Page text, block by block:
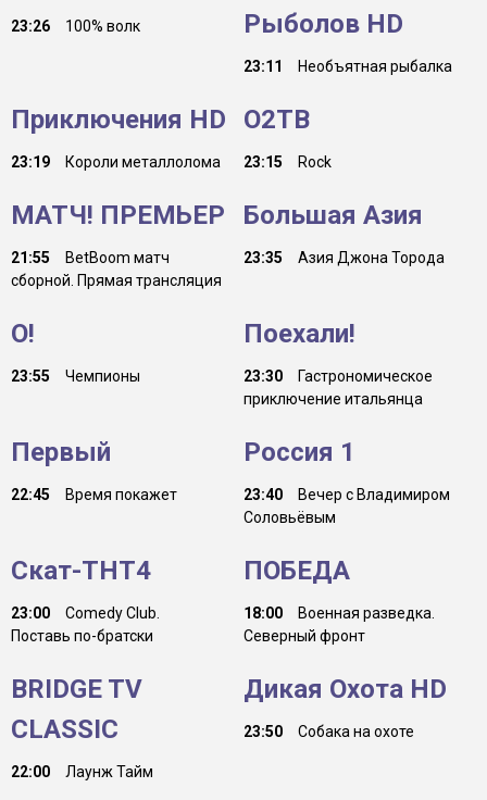
23:26 100% волк
Рыболов HD
23:11 Необъятная рыбалка
Приключения HD
23:19 Короли металлолома
О2ТВ
23:15 Rock
МАТЧ! ПРЕМЬЕР
21:55
BetBoom матч
сборной. Прямая трансляция
Большая Азия
23:35 Азия Джона Торода
О!
23:55 Чемпионы
Поехали!
23:30
Гастрономическое
приключение итальянца
Первый
22:45 Время покажет
Россия 1
23:40
Вечер с Владимиром
Соловьёвым
Скат-ТНТ4
23:00
Comedy Club.
Поставь по-братски
ПОБЕДА
18:00
Военная разведка.
Северный фронт
BRIDGE TV
CLASSIC
22:00 Лаунж Тайм
Дикая Охота HD
23:50 Собака на охоте